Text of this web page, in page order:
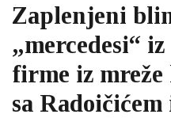
Zaplenjeni
„mercedesi“
firme iz mreže
sa